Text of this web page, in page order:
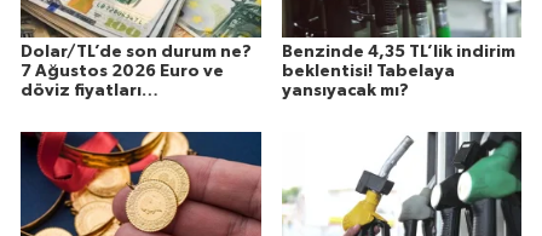
Dolar/TL’de son durum ne?
7 Ağustos 2026 Euro ve
döviz fiyatları…
Benzinde 4,35 TL’lik indirim
beklentisi! Tabelaya
yansıyacak mı?